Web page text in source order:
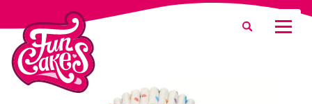
¿Qué estás buscando?